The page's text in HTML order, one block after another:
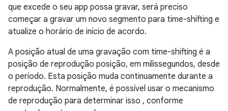
que excede o seu app possa gravar, será preciso
começar a gravar um novo segmento para time-shifting e
atualize o horário de início de acordo.
A posição atual de uma gravação com time-shifting é a
posição de reprodução posição, em milissegundos, desde
o período. Esta posição muda continuamente durante a
reprodução. Normalmente, é possível usar o mecanismo
de reprodução para determinar isso , conforme